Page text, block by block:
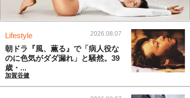
Lifestyle 2026.08.07
朝ドラ『風、薫る』で「病人役な
のに色気がダダ漏れ」と騒然。39
歳・...
加賀谷健